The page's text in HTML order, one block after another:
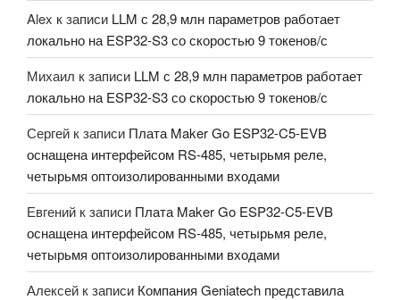
Alex к записи LLM с 28,9 млн параметров работает
локально на ESP32-S3 со скоростью 9 токенов/с
Михаил к записи LLM с 28,9 млн параметров работает
локально на ESP32-S3 со скоростью 9 токенов/с
Сергей к записи Плата Maker Go ESP32-C5-EVB
оснащена интерфейсом RS-485, четырьмя реле,
четырьмя оптоизолированными входами
Евгений к записи Плата Maker Go ESP32-C5-EVB
оснащена интерфейсом RS-485, четырьмя реле,
четырьмя оптоизолированными входами
Алексей к записи Компания Geniatech представила